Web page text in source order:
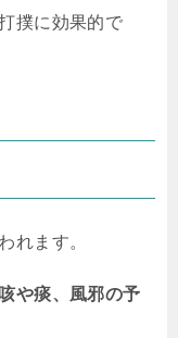
撲に効果的で
れます。
や痰、風邪の予